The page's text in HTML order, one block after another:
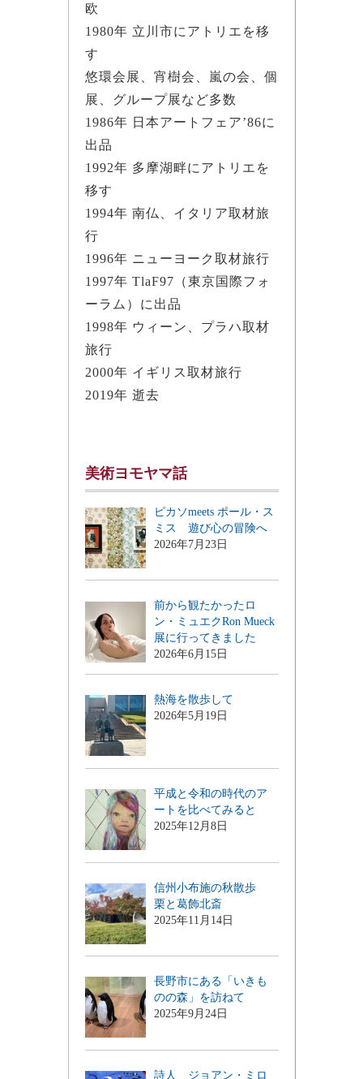
欧
1980年 立川市にアトリエを移
す
悠環会展、宵樹会、嵐の会、個
展、グループ展など多数
1986年 日本アートフェア’86に
出品
1992年 多摩湖畔にアトリエを
移す
1994年 南仏、イタリア取材旅
行
1996年 ニューヨーク取材旅行
1997年 TlaF97（東京国際フォ
ーラム）に出品
1998年 ウィーン、プラハ取材
旅行
2000年 イギリス取材旅行
2019年 逝去
美術ヨモヤマ話
ピカソmeets ポール・ス
ミス 遊び心の冒険へ
2026年7月23日
前から観たかったロ
ン・ミュエクRon Mueck
展に行ってきました
2026年6月15日
熱海を散歩して
2026年5月19日
平成と令和の時代のア
ートを比べてみると
2025年12月8日
信州小布施の秋散歩
栗と葛飾北斎
2025年11月14日
長野市にある「いきも
のの森」を訪ねて
2025年9月24日
詩人 ジョアン・ミロ